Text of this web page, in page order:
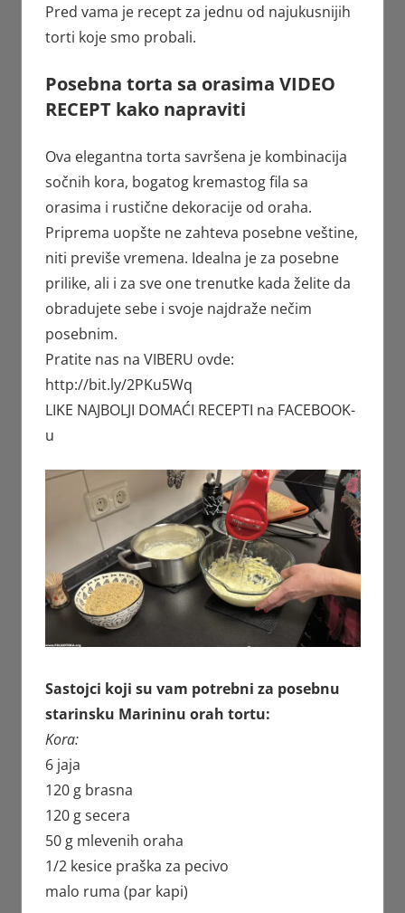
Pred vama je recept za jednu od najukusnijih
torti koje smo probali.
Posebna torta sa orasima VIDEO
RECEPT kako napraviti
Ova elegantna torta savršena je kombinacija
sočnih kora, bogatog kremastog fila sa
orasima i rustične dekoracije od oraha.
Priprema uopšte ne zahteva posebne veštine,
niti previše vremena. Idealna je za posebne
prilike, ali i za sve one trenutke kada želite da
obradujete sebe i svoje najdraže nečim
posebnim.
Pratite nas na VIBERU ovde:
http://bit.ly/2PKu5Wq
LIKE NAJBOLJI DOMAĆI RECEPTI na FACEBOOK-
u
Sastojci koji su vam potrebni za posebnu
starinsku Marininu orah tortu:
Kora:
6 jaja
120 g brasna
120 g secera
50 g mlevenih oraha
1/2 kesice praška za pecivo
malo ruma (par kapi)